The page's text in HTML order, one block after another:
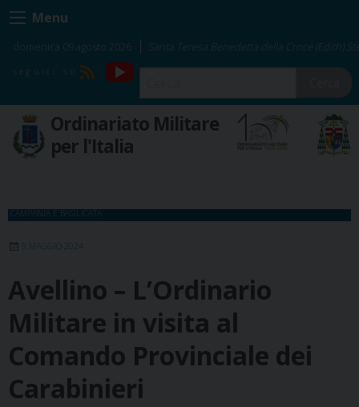
Skip
to
content
Menu
domenica 09 agosto 2026 Santa Teresa Benedetta della Croce (Edith)
RSS
YouTube
Ordinariato Militare
per l'Italia
CAMPANIA E BASILICATA
9 MAGGIO 2024
Avellino – L’Ordinario
Militare in visita al
Comando Provinciale dei
Carabinieri